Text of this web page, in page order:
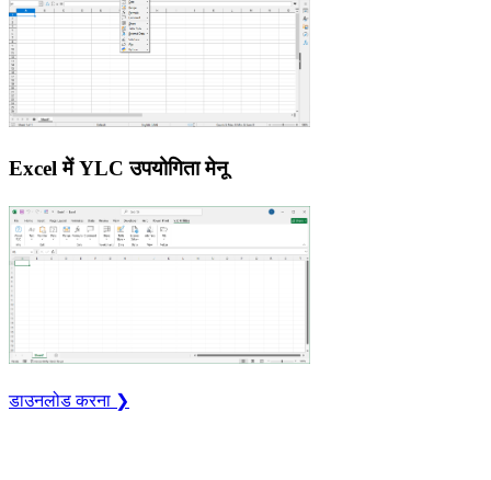
Excel में YLC उपयोगिता मेनू
डाउनलोड करना ❯